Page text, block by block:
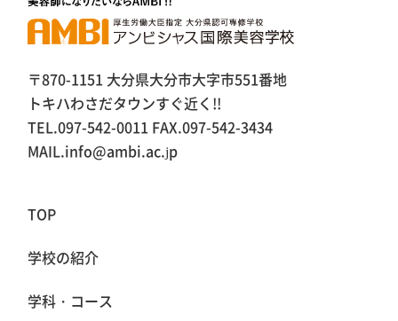
〒870-1151 大分県大分市大字市551番地
トキハわさだタウンすぐ近く!!
TEL.097-542-0011 FAX.097-542-3434
MAIL.info@ambi.ac.jp
TOP
学校の紹介
学科・コース